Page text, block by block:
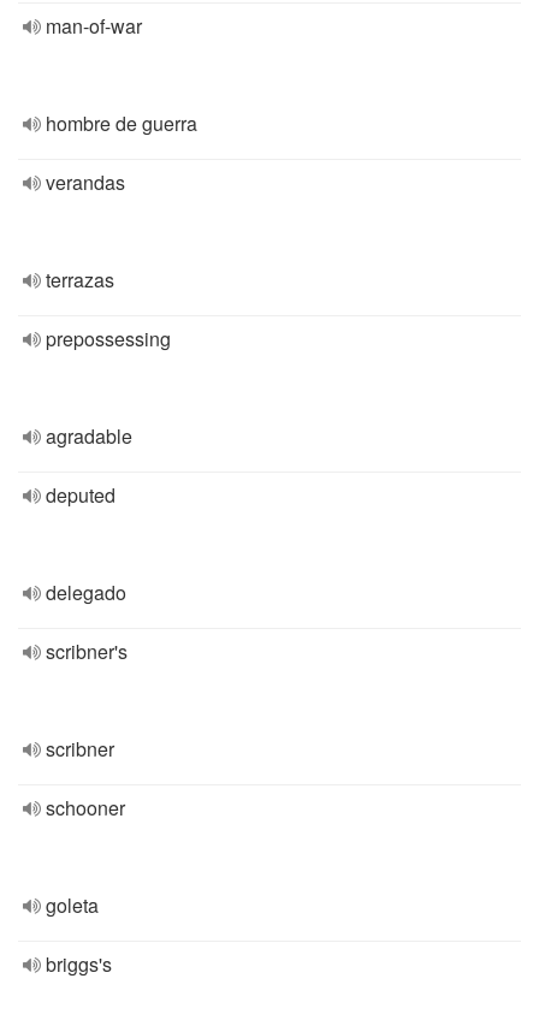
man-of-war
hombre de guerra
verandas
terrazas
prepossessing
agradable
deputed
delegado
scribner's
scribner
schooner
goleta
briggs's